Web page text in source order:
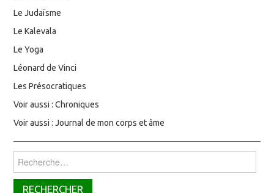
Le Judaïsme
Le Kalevala
Le Yoga
Léonard de Vinci
Les Présocratiques
Voir aussi : Chroniques
Voir aussi : Journal de mon corps et âme
Rechercher :